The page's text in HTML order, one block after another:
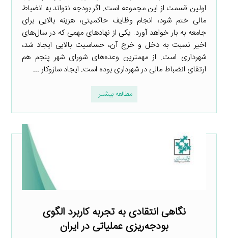
اولین قسمت از این مجموعه است. اگر بودجه نتواند به انضباط
مالی ختم شود، انجام وظایف حاکمیتی، هزینه بالایی برای
جامعه به بار خواهد آورد. یکی از نهادهای مهمی که در سال‌های
اخیر نسبت به دخل و خرج آن، حساسیت بالایی ایجاد شد،
شهرداری است. از مهمترین وعده‌های شورای شهر پنجم هم
ارتقای انضباط مالی در شهرداری بوده است. ایجاد سازوکار ...
مطالعه بیشتر
نگاهی انتقادی به تجربه کاربرد الگوی
بودجه‌ریزی عملیاتی در ایران